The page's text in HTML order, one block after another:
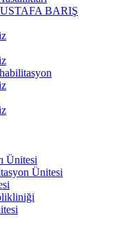
BARIŞ
Ünitesi
Ünitesi